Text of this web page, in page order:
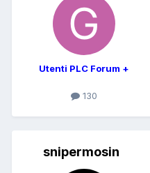
Utenti PLC Forum +
130
snipermosin